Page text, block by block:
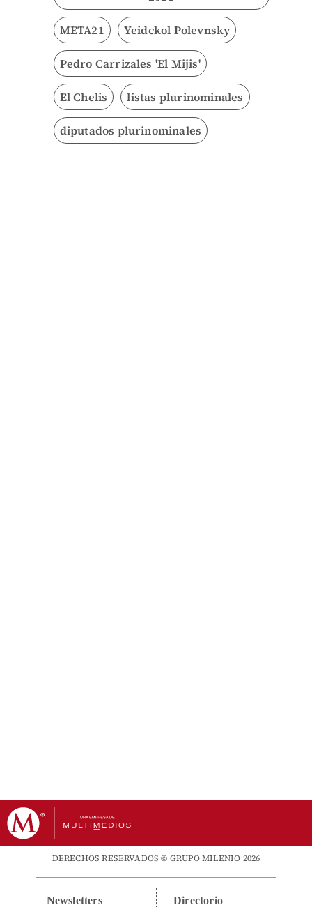
META21 Yeidckol Polevnsky
Pedro Carrizales 'El Mijis'
El Chelis listas plurinominales
diputados plurinominales
DERECHOS RESERVADOS © GRUPO MILENIO 2026
Newsletters Directorio